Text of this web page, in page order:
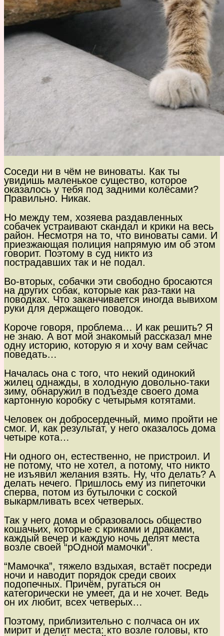
Соседи ни в чём не виноваты. Как ты
увидишь маленькое существо, которое
оказалось у тебя под задними колёсами?
Правильно. Никак.
Но между тем, хозяева раздавленных
собачек устраивают скандал и крики на весь
район. Несмотря на то, что виноваты сами. И
приезжающая полиция напрямую им об этом
говорит. Поэтому в суд никто из
пострадавших так и не подал.
Во-вторых, собачки эти свободно бросаются
на других собак, которые как раз-таки на
поводках. Что заканчивается иногда вывихом
руки для держащего поводок.
Короче говоря, проблема… И как решить? Я
не знаю. А вот мой знакомый рассказал мне
одну историю, которую я и хочу вам сейчас
поведать…
Началась она с того, что некий одинокий
жилец однажды, в холодную довольно-таки
зиму, обнаружил в подъезде своего дома
картонную коробку с четырьмя котятами.
Человек он добросердечный, мимо пройти не
смог. И, как результат, у него оказалось дома
четыре кота…
Ни одного он, естественно, не пристроил. И
не потому, что не хотел, а потому, что никто
не изъявил желания взять. Ну, что делать? А
делать нечего. Пришлось ему из пипеточки
сперва, потом из бутылочки с соской
выкармливать всех четверых.
Так у него дома и образовалось общество
кошачьих, которые с криками и драками,
каждый вечер и каждую ночь делят места
возле своей “рОдной мамочки”.
“Мамочка”, тяжело вздыхая, встаёт посреди
ночи и наводит порядок среди своих
подопечных. Причём, ругаться он
категорически не умеет, да и не хочет. Ведь
он их любит, всех четверых…
Поэтому, приблизительно с полчаса он их
мирит и делит места: кто возле головы, кто